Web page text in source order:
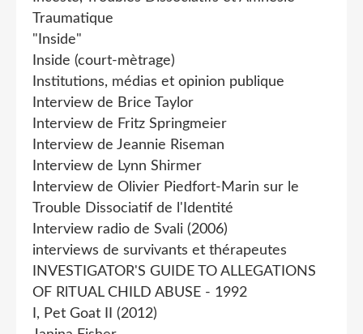
Traumatique
"Inside"
Inside (court-mètrage)
Institutions, médias et opinion publique
Interview de Brice Taylor
Interview de Fritz Springmeier
Interview de Jeannie Riseman
Interview de Lynn Shirmer
Interview de Olivier Piedfort-Marin sur le
Trouble Dissociatif de l'Identité
Interview radio de Svali (2006)
interviews de survivants et thérapeutes
INVESTIGATOR'S GUIDE TO ALLEGATIONS
OF RlTUAL CHILD ABUSE - 1992
I, Pet Goat II (2012)